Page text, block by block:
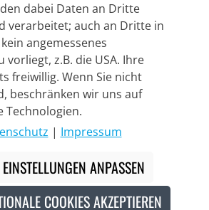
(MEZ)
entsprechen unseren
der aktuellen Saison.
dabei Daten an Dritte
verarbeitet; auch an Dritte in
angemessenes
vorliegt, z.B. die USA. Ihre
freiwillig. Wenn Sie nicht
beschränken wir uns auf
Technologien.
| Impressum
ANPASSEN
COOKIES AKZEPTIEREN